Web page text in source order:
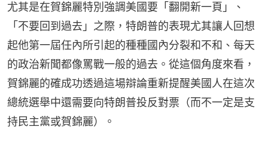
尤其是在賀錦麗特別強調美國要「翻開新一頁」、
「不要回到過去」之際，特朗普的表現尤其讓人回想
起他第一屆任內所引起的種種國內分裂和不和、每天
的政治新聞都像罵戰一般的過去。從這個角度來看，
賀錦麗的確成功透過這場辯論重新提醒美國人在這次
總統選舉中還需要向特朗普投反對票（而不一定是支
持民主黨或賀錦麗）。